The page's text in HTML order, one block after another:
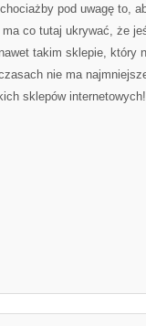
pod uwagę to,
co tutaj ukrywać, że
takim sklepie, który
nie ma
sklepów internetowych!